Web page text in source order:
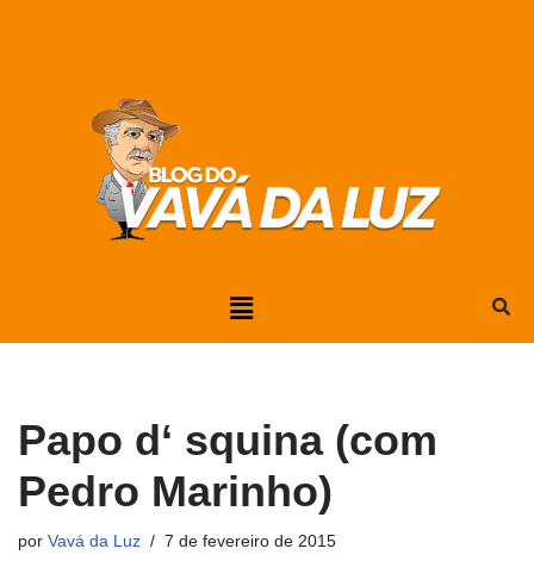
Papo d‘ squina (com
Pedro Marinho)
por Vavá da Luz 7 de fevereiro de 2015